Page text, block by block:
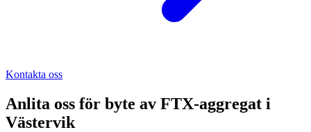
Kontakta oss
Anlita oss för byte av FTX-aggregat i
Västervik